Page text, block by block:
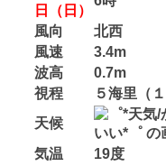
日（日）
風向
北西
風速
3.4m
波高
0.7m
視程
５海里（
天候
気温
19度